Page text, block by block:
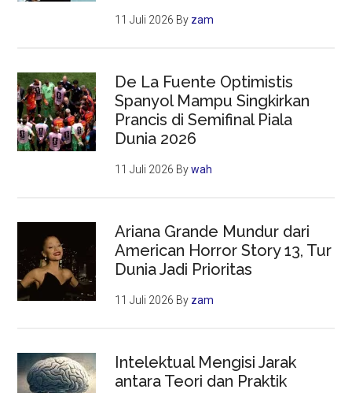
11 Juli 2026 By zam
De La Fuente Optimistis
Spanyol Mampu Singkirkan
Prancis di Semifinal Piala
Dunia 2026
11 Juli 2026 Bywah
Ariana Grande Mundur dari
American Horror Story 13, Tur
Dunia Jadi Prioritas
11 Juli 2026 By zam
Intelektual Mengisi Jarak
antara Teori dan Praktik